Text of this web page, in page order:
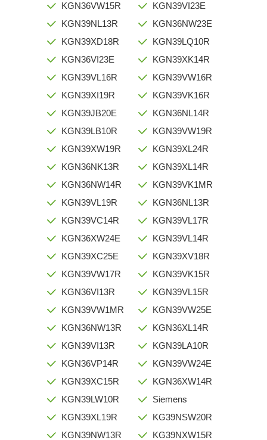
KGN36VW15R
KGN39NL13R
KGN39XD18R
KGN36VI23E
KGN39VL16R
KGN39XI19R
KGN39JB20E
KGN39LB10R
KGN39XW19R
KGN36NK13R
KGN36NW14R
KGN39VL19R
KGN39VC14R
KGN36XW24E
KGN39XC25E
KGN39VW17R
KGN36VI13R
KGN39VW1MR
KGN36NW13R
KGN39VI13R
KGN36VP14R
KGN39XC15R
KGN39LW10R
KGN39XL19R
KGN39NW13R
KGN39VI23E
KGN36NW23E
KGN39LQ10R
KGN39XK14R
KGN39VW16R
KGN39VK16R
KGN36NL14R
KGN39VW19R
KGN39XL24R
KGN39XL14R
KGN39VK1MR
KGN36NL13R
KGN39VL17R
KGN39VL14R
KGN39XV18R
KGN39VK15R
KGN39VL15R
KGN39VW25E
KGN36XL14R
KGN39LA10R
KGN39VW24E
KGN36XW14R
Siemens
KG39NSW20R
KG39NXW15R